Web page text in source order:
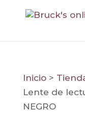
Inicio >
Lente de
NEGRO